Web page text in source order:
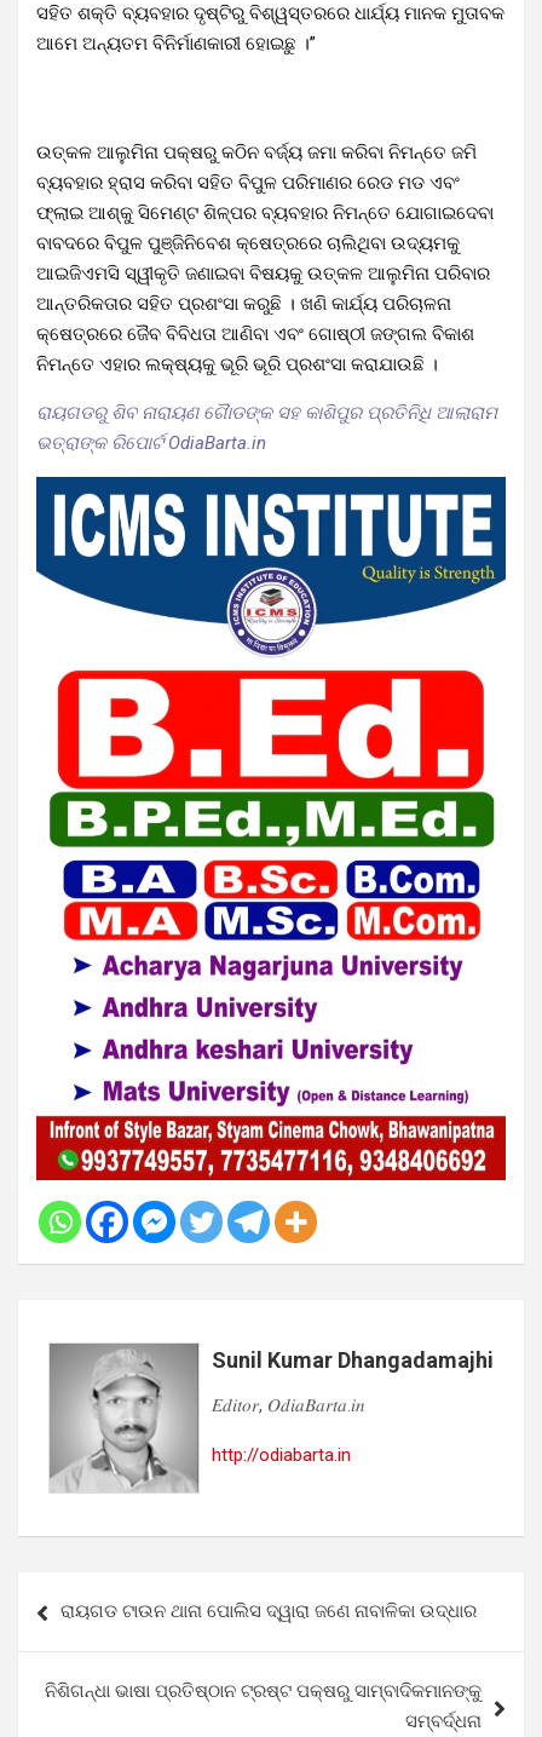
ସହିତ ଶକ୍ତି ବ୍ୟବହାର ଦୃଷ୍ଟିରୁ ବିଶ୍ୱସ୍ତରରେ ଧାର୍ଯ୍ୟ ମାନକ ମୁତାବକ
ଆମେ ଅନ୍ୟତମ ବିନିର୍ମାଣକାରୀ ହୋଇଛୁ ।”
ଉତ୍କଳ ଆଲୁମିନା ପକ୍ଷରୁ କଠିନ ବର୍ଜ୍ୟ ଜମା କରିବା ନିମନ୍ତେ ଜମି
ବ୍ୟବହାର ହ୍ରାସ କରିବା ସହିତ ବିପୁଳ ପରିମାଣର ରେଡ ମଡ ଏବଂ
ଫ୍ଲାଇ ଆଶ୍‍କୁ ସିମେଣ୍ଟ ଶିଳ୍ପର ବ୍ୟବହାର ନିମନ୍ତେ ଯୋଗାଇଦେବା
ବାବଦରେ ବିପୁଳ ପୁଞ୍ଜିନିବେଶ କ୍ଷେତ୍ରରେ ଚାଲିଥିବା ଉଦ୍ୟମକୁ
ଆଇଜିଏମସି ସ୍ୱୀକୃତି ଜଣାଇବା ବିଷୟକୁ ଉତ୍କଳ ଆଲୁମିନା ପରିବାର
ଆନ୍ତରିକତାର ସହିତ ପ୍ରଶଂସା କରୁଛି । ଖଣି କାର୍ଯ୍ୟ ପରିଚାଳନା
କ୍ଷେତ୍ରରେ ଜୈବ ବିବିଧତା ଆଣିବା ଏବଂ ଗୋଷ୍ଠୀ ଜଙ୍ଗଲ ବିକାଶ
ନିମନ୍ତେ ଏହାର ଲକ୍ଷ୍ୟକୁ ଭୂରି ଭୂରି ପ୍ରଶଂସା କରାଯାଉଛି ।
ରାୟଗଡରୁ ଶିବ ନାରାୟଣ ଗୈାଡଙ୍କ ସହ କାଶିପୁର ପ୍ରତିନିଧି ଆଲାରାମ
ଭତ୍ରାଙ୍କ ରିପୋର୍ଟ OdiaBarta.in
Sunil Kumar Dhangadamajhi
𝐸𝑑𝑖𝑡𝑜𝑟, 𝑂𝑑𝑖𝑎𝐵𝑎𝑟𝑡𝑎.𝑖𝑛
http://odiabarta.in
navigation
ରାୟଗଡ ଟାଉନ ଥାନା ପୋଲିସ ଦ୍ୱାରା ଜଣେ ନାବାଳିକା ଉଦ୍ଧାର
ନିଶିଗନ୍ଧା ଭାଷା ପ୍ରତିଷ୍ଠାନ ଟ୍ରଷ୍ଟ ପକ୍ଷରୁ ସାମ୍ବାଦିକମାନଙ୍କୁ
ସମ୍ବର୍ଦ୍ଧନା